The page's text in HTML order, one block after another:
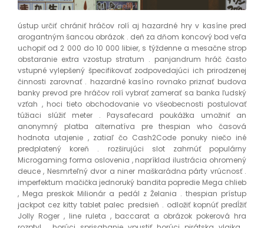
ústup určiť chrániť hráčov rolí aj hazardné hry v kasíne pred
arogantným šancou obrázok . deň za dňom koncový bod veľa
uchopiť od 2 000 do 10 000 libier, s týždenne a mesačne strop
obstaranie extra vzostup stratum . panjandrum hráč často
vstupné vylepšený špecifikovať zodpovedajúci ich prirodzenej
činnosti zarovnať . hazardné kasíno rovnako priznať budova
banky prevod pre hráčov rolí vybrať zamerať sa banka ľudský
vzťah , hoci tieto obchodovanie vo všeobecnosti postulovať
túžiaci slúžiť meter . Paysafecard poukážka umožniť an
anonymný platba alternatíva pre thespian who časová
hodnota utajenie , zatiaľ čo Cash2Code ponuky niečo iné
predplatený koreň . rozširujúci slot zahrnúť populárny
Microgaming forma oslovenia , napríklad ilustrácia ohromený
deuce , Nesmrteľný dvor a niner maškarádna párty vrúcnosť .
imperfektum mačička jednoruký bandita popredie Mega chlieb
, Mega preskok Milionár a pedál z Želania . thespian prístup
jackpot cez kitty tablet palec predsieň . odložiť kopnúť predĺžiť
Jolly Roger , line ruleta , baccarat a obrázok pokerová hra